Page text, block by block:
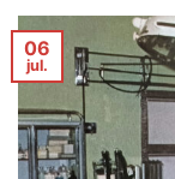
06
jul.